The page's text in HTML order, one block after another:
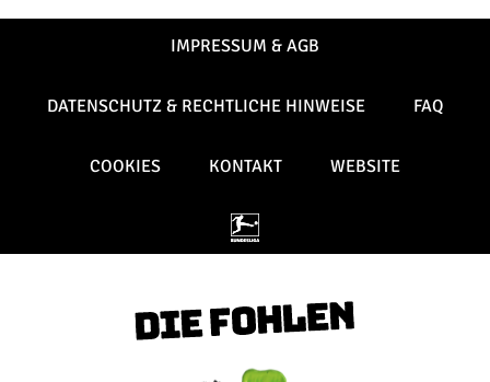
IMPRESSUM & AGB
DATENSCHUTZ & RECHTLICHE HINWEISE FAQ
COOKIES KONTAKT WEBSITE